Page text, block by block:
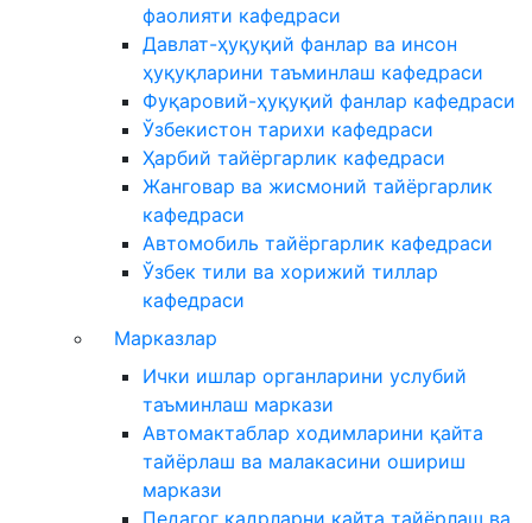
фаолияти кафедраси
Давлат-ҳуқуқий фанлар ва инсон
ҳуқуқларини таъминлаш кафедраси
Фуқаровий-ҳуқуқий фанлар кафедраси
Ўзбекистон тарихи кафедраси
Ҳарбий тайёргарлик кафедраси
Жанговар ва жисмоний тайёргарлик
кафедраси
Автомобиль тайёргарлик кафедраси
Ўзбек тили ва хорижий тиллар
кафедраси
Марказлар
Ички ишлар органларини услубий
таъминлаш маркази
Автомактаблар ходимларини қайта
тайёрлаш ва малакасини ошириш
маркази
Педагог кадрларни қайта тайёрлаш ва